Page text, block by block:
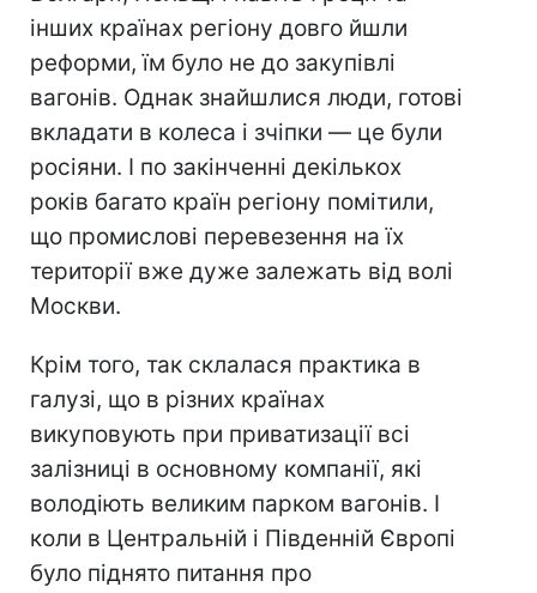
інших країнах регіону довго йшли
реформи, їм було не до закупівлі
вагонів. Однак знайшлися люди, готові
вкладати в колеса і зчіпки — це були
росіяни. І по закінченні декількох
років багато країн регіону помітили,
що промислові перевезення на їх
території вже дуже залежать від волі
Москви.
Крім того, так склалася практика в
галузі, що в різних країнах
викуповують при приватизації всі
залізниці в основному компанії, які
володіють великим парком вагонів. І
коли в Центральній і Південній Європі
було піднято питання про